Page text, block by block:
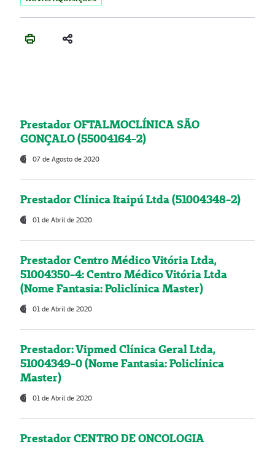
Prestador OFTALMOCLÍNICA SÃO
GONÇALO (55004164-2)
07 de Agosto de 2020
Prestador Clínica Itaipú Ltda (51004348-2)
01 de Abril de 2020
Prestador Centro Médico Vitória Ltda,
51004350-4: Centro Médico Vitória Ltda
(Nome Fantasia: Policlínica Master)
01 de Abril de 2020
Prestador: Vipmed Clínica Geral Ltda,
51004349-0 (Nome Fantasia: Policlínica
Master)
01 de Abril de 2020
Prestador CENTRO DE ONCOLOGIA